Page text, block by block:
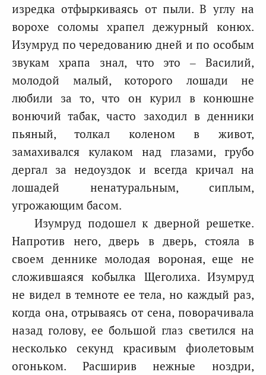
изредка отфыркиваясь от пыли. В углу на
ворохе соломы храпел дежурный конюх.
Изумруд по чередованию дней и по особым
звукам храпа знал, что это – Василий,
молодой малый, которого лошади не
любили за то, что он курил в конюшне
вонючий табак, часто заходил в денники
пьяный, толкал коленом в живот,
замахивался кулаком над глазами, грубо
дергал за недоуздок и всегда кричал на
лошадей ненатуральным, сиплым,
угрожающим басом.
Изумруд подошел к дверной решетке.
Напротив него, дверь в дверь, стояла в
своем деннике молодая вороная, еще не
сложившаяся кобылка Щеголиха. Изумруд
не видел в темноте ее тела, но каждый раз,
когда она, отрываясь от сена, поворачивала
назад голову, ее большой глаз светился на
несколько секунд красивым фиолетовым
огоньком. Расширив нежные ноздри,